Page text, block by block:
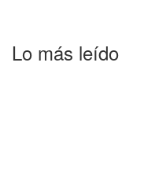
Lo más leído